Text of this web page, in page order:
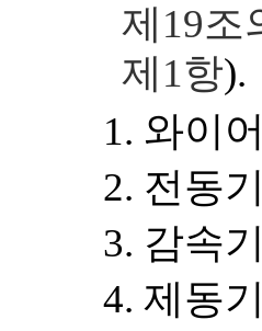
제19조
제1항).
와이
전동
감속
제동